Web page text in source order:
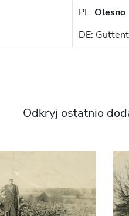
PL: Olesno
DE:
Odkryj ostatnio